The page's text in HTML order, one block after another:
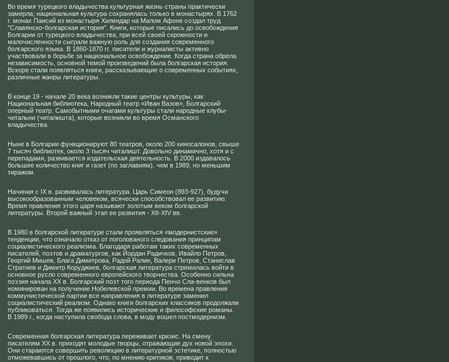
Во время турецкого владычества культурная жизнь страны практически
замерла; национальная культура сохранялась только в монастырях. В 1762
г. монах Паисий из монастыря Хилендар на Малом Афоне создал труд
"Славянско-болгарская история". Книги, которые писались до освобождения
Болгарии от турецкого владычества, при всей своей скромности и
малочисленности сыграли важную роль для создания современного
болгарского языка. В 1860-1870 гг. писатели и журналисты активно
участвовали в борьбе за национальное освобождение. Когда страна обрела
независимость, основной темой произведений была болгарская история.
Вскоре стали появляться книги, рассказывающие о современных событиях,
различные жанры литературы.
В конце 19 - начале 20 века возникли такие центры культуры, как
Национальная библиотека, Народный театр «Иван Вазов», Болгарский
оперный театр. Самобытными очагами культуры стали народные клубы-
читальни (читалишта), которые возникли во время Османского
владычества.
Ныне в Болгарии функционируют 80 театров, около 200 киносалонов, свыше
7 тысяч библиотек, около 3 тысяч читалишт. Довольно динамично, хотя и с
перепадами, развивается издательская деятельность. В 2000 издавалось
большее количество книг и газет (по заглавиям), чем в 1989, но меньшим
тиражом.
Начиная с IX в. развивалась литература. Царь Симеон (893-927), будучи
высокообразованным человеком, всячески способствовал ее развитию.
Время правления этого царя называют золотым веком болгарской
литературы. Второй важный этап ее развития - XII-XIV вв.
В 1980 в болгарской литературе стали проявляться «модернистские»
тенденции, что означало отказ от поголованого следования принципам
социалистического реализма. Благодаря работам таких современных
писателей, поэтов и драматургов, как Йордан Радичков, Ивайло Петров,
Георгий Мишев, Блага Димитрова, Радой Ралин, Валери Петров, Станислав
Стратиев и Димитр Коруджиев, болгарская литература стремилась войти в
основное русло современного европейского творчества. Особенно сильна
поэзия начала XX в. Болгарский поэт того периода Пенчо Сла-венков был
номинирован на получение Нобелевской премии. Во времена правления
коммунистической партии все направления в литературе заменил
социалистический реализм. Однако книги болгарских классиков продолжали
публиковаться. Тогда же появились исторические и философские романы.
В 1989 г., когда наступила свобода слова, в моду вошел постмодернизм.
Современная болгарская литература переживает кризис. На смену
писателям XX в. приходят молодые творцы, отражающие дух новой эпохи.
Они стараются совершить революцию в литературной эстетике, полностью
отмежевавшись от прошлого, что, по мнению критиков, приводит к